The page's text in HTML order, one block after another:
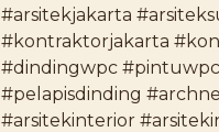
#arsitekjakarta
#kontraktorjakarta
#dindingwpc
#pelapisdinding
#arsitekinterior